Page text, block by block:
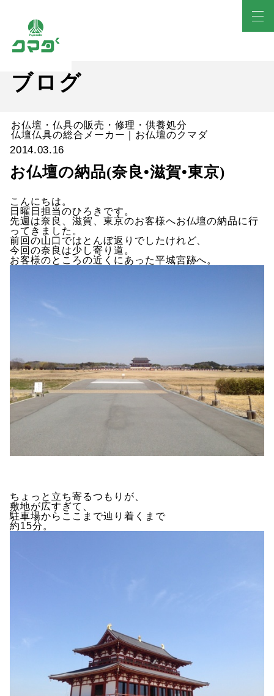
ブログ
お仏壇・仏具の販売・修理・供養処分
仏壇仏具の総合メーカー｜お仏壇のクマダ
2014.03.16
お仏壇の納品(奈良•滋賀•東京)
こんにちは。
日曜日担当のひろきです。
先週は奈良、滋賀、東京のお客様へお仏壇の納品に行
ってきました。
前回の山口ではとんぼ返りでしたけれど、
今回の奈良は少し寄り道。
お客様のところの近くにあった平城宮跡へ。
ちょっと立ち寄るつもりが、
敷地が広すぎて、
駐車場からここまで辿り着くまで
約15分。